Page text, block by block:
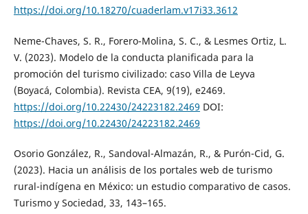
https://doi.org/10.18270/cuaderlam.v17i33.3612
Neme-Chaves, S. R., Forero-Molina, S. C., & Lesmes Ortiz, L.
V. (2023). Modelo de la conducta planificada para la
promoción del turismo civilizado: caso Villa de Leyva
(Boyacá, Colombia). Revista CEA, 9(19), e2469.
https://doi.org/10.22430/24223182.2469 DOI:
https://doi.org/10.22430/24223182.2469
Osorio González, R., Sandoval-Almazán, R., & Purón-Cid, G.
(2023). Hacia un análisis de los portales web de turismo
rural-indígena en México: un estudio comparativo de casos.
Turismo y Sociedad, 33, 143–165.